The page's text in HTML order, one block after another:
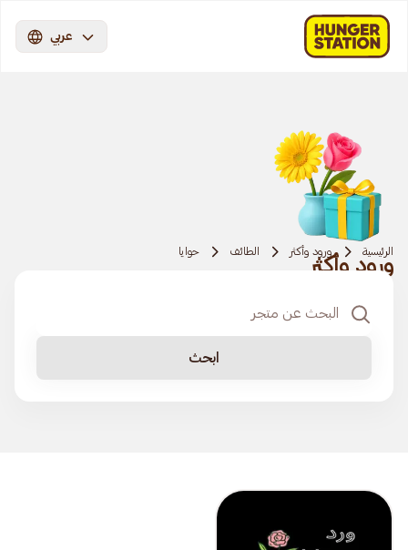
عربي
الرئيسية ورود وأكثر الطائف حوايا
ورود وأكثر
ابحث